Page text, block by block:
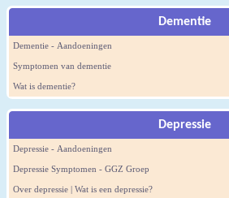
Dementie
Dementie - Aandoeningen
Symptomen van dementie
Wat is dementie?
Depressie
Depressie - Aandoeningen
Depressie Symptomen - GGZ Groep
Over depressie | Wat is een depressie?